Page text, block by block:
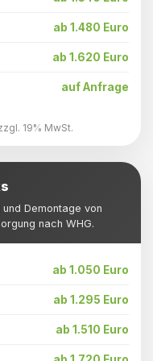
ab 1.480 Euro
ab 1.620 Euro
auf Anfrage
19% MwSt.
Demontage von
nach WHG.
ab 1.050 Euro
ab 1.295 Euro
ab 1.510 Euro